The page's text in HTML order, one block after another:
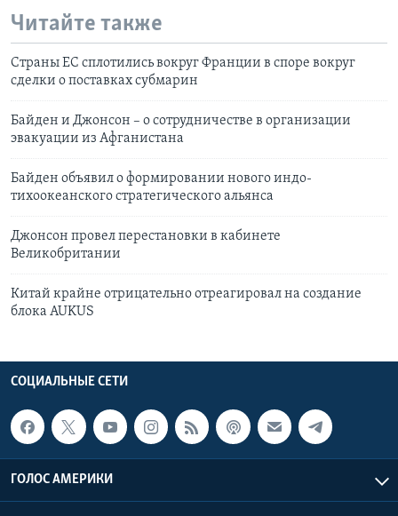
Читайте также
Страны ЕС сплотились вокруг Франции в споре вокруг
сделки о поставках субмарин
Байден и Джонсон – о сотрудничестве в организации
эвакуации из Афганистана
Байден объявил о формировании нового индо-
тихоокеанского стратегического альянса
Джонсон провел перестановки в кабинете
Великобритании
Китай крайне отрицательно отреагировал на создание
блока AUKUS
СОЦИАЛЬНЫЕ СЕТИ
ГОЛОС АМЕРИКИ